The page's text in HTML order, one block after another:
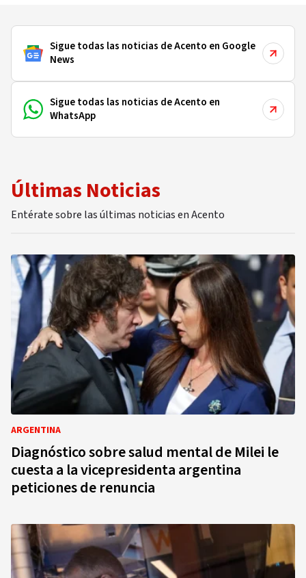
Sigue todas las noticias de Acento en Google
News
Sigue todas las noticias de Acento en
WhatsApp